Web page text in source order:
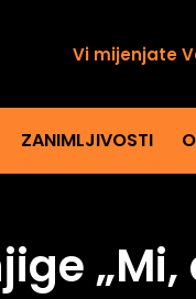
Vi mijenjate
ZANIMLJIVOSTI